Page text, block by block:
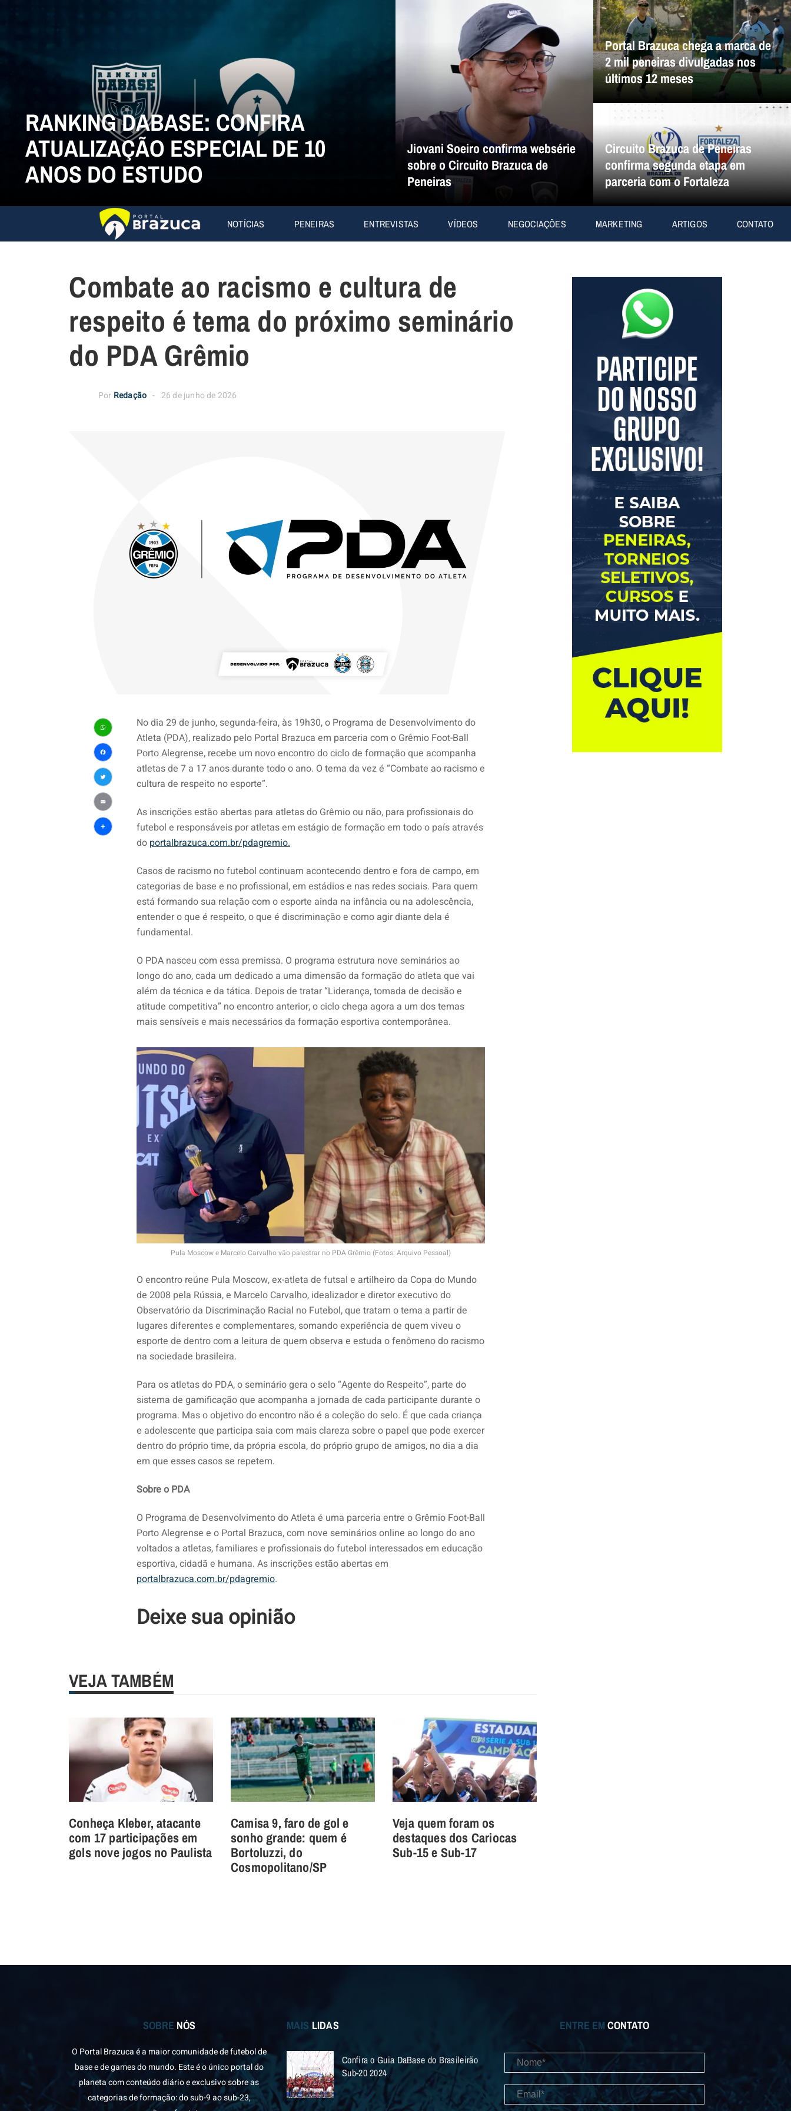
RANKING DABASE: CONFIRA
ATUALIZAÇÃO ESPECIAL DE 10
ANOS DO ESTUDO
Jiovani Soeiro confirma websérie
sobre o Circuito Brazuca de
Peneiras
Portal Brazuca chega a marca de
2 mil peneiras divulgadas nos
últimos 12 meses
Circuito Brazuca de Peneiras
confirma segunda etapa em
parceria com o Fortaleza
NOTÍCIAS PENEIRAS ENTREVISTAS VÍDEOS NEGOCIAÇÕES MARKETING ARTIGOS CONTATO
Combate ao racismo e cultura de
respeito é tema do próximo seminário
do PDA Grêmio
Por Redação 26 de junho de 2026
WhatsApp
Facebook
Twitter
Email
Share
No dia 29 de junho, segunda-feira, às 19h30, o Programa de Desenvolvimento do
Atleta (PDA), realizado pelo Portal Brazuca em parceria com o Grêmio Foot-Ball
Porto Alegrense, recebe um novo encontro do ciclo de formação que acompanha
atletas de 7 a 17 anos durante todo o ano. O tema da vez é “Combate ao racismo e
cultura de respeito no esporte”.
As inscrições estão abertas para atletas do Grêmio ou não, para profissionais do
futebol e responsáveis por atletas em estágio de formação em todo o país através
do portalbrazuca.com.br/pdagremio.
Casos de racismo no futebol continuam acontecendo dentro e fora de campo, em
categorias de base e no profissional, em estádios e nas redes sociais. Para quem
está formando sua relação com o esporte ainda na infância ou na adolescência,
entender o que é respeito, o que é discriminação e como agir diante dela é
fundamental.
O PDA nasceu com essa premissa. O programa estrutura nove seminários ao
longo do ano, cada um dedicado a uma dimensão da formação do atleta que vai
além da técnica e da tática. Depois de tratar “Liderança, tomada de decisão e
atitude competitiva” no encontro anterior, o ciclo chega agora a um dos temas
mais sensíveis e mais necessários da formação esportiva contemporânea.
Pula Moscow e Marcelo Carvalho vão palestrar no PDA Grêmio (Fotos: Arquivo Pessoal)
O encontro reúne Pula Moscow, ex-atleta de futsal e artilheiro da Copa do Mundo
de 2008 pela Rússia, e Marcelo Carvalho, idealizador e diretor executivo do
Observatório da Discriminação Racial no Futebol, que tratam o tema a partir de
lugares diferentes e complementares, somando experiência de quem viveu o
esporte de dentro com a leitura de quem observa e estuda o fenômeno do racismo
na sociedade brasileira.
Para os atletas do PDA, o seminário gera o selo “Agente do Respeito”, parte do
sistema de gamificação que acompanha a jornada de cada participante durante o
programa. Mas o objetivo do encontro não é a coleção do selo. É que cada criança
e adolescente que participa saia com mais clareza sobre o papel que pode exercer
dentro do próprio time, da própria escola, do próprio grupo de amigos, no dia a dia
em que esses casos se repetem.
Sobre o PDA
O Programa de Desenvolvimento do Atleta é uma parceria entre o Grêmio Foot-Ball
Porto Alegrense e o Portal Brazuca, com nove seminários online ao longo do ano
voltados a atletas, familiares e profissionais do futebol interessados em educação
esportiva, cidadã e humana. As inscrições estão abertas em
portalbrazuca.com.br/pdagremio.
Deixe sua opinião
VEJA TAMBÉM
Conheça Kleber, atacante
com 17 participações em
gols nove jogos no Paulista
Camisa 9, faro de gol e
sonho grande: quem é
Bortoluzzi, do
Cosmopolitano/SP
Veja quem foram os
destaques dos Cariocas
Sub-15 e Sub-17
SOBRE NÓS
O Portal Brazuca é a maior comunidade de futebol de
base e de games do mundo. Este é o único portal do
planeta com conteúdo diário e exclusivo sobre as
categorias de formação: do sub-9 ao sub-23,
MAIS LIDAS
Confira o Guia DaBase do Brasileirão
Sub-20 2024
ENTRE EMCONTATO